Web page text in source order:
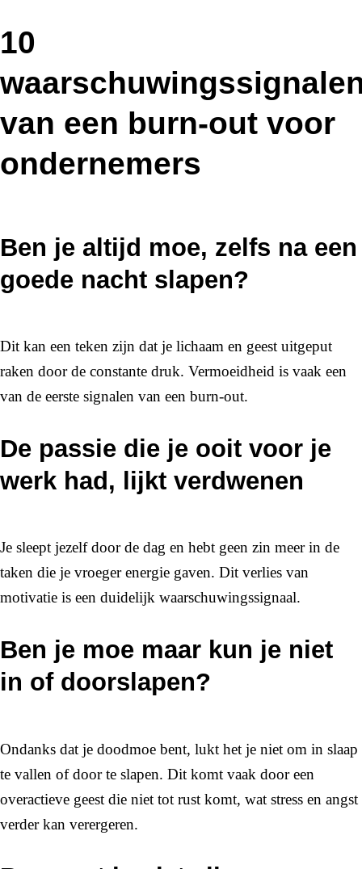
10
van een burn-out voor
ondernemers
Ben je altijd moe, zelfs na een
goede nacht slapen?
Dit kan een teken zijn dat je lichaam en geest uitgeput
raken door de constante druk. Vermoeidheid is vaak een
van de eerste signalen van een burn-out.
De passie die je ooit voor je
werk had, lijkt verdwenen
Je sleept jezelf door de dag en hebt geen zin meer in de
taken die je vroeger energie gaven. Dit verlies van
motivatie is een duidelijk waarschuwingssignaal.
Ben je moe maar kun je niet
in of doorslapen?
Ondanks dat je doodmoe bent, lukt het je niet om in slaap
te vallen of door te slapen. Dit komt vaak door een
overactieve geest die niet tot rust komt, wat stress en angst
verder kan verergeren.